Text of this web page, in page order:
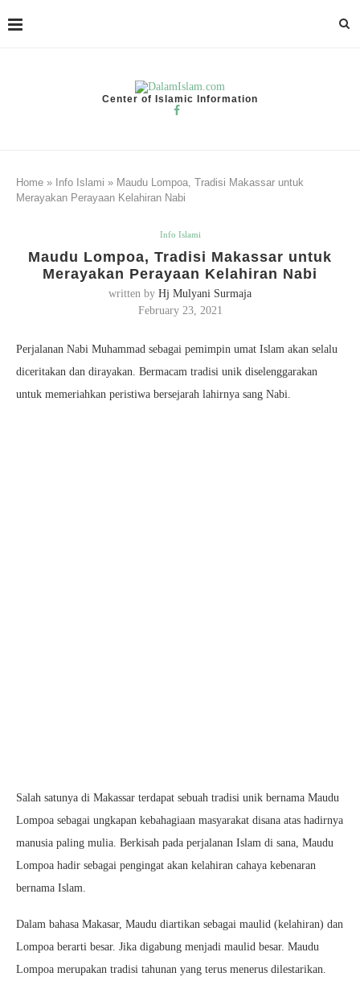
Center of Islamic Information
Home » Info Islami » Maudu Lompoa, Tradisi Makassar untuk
Merayakan Perayaan Kelahiran Nabi
Info Islami
Maudu Lompoa, Tradisi Makassar untuk
Merayakan Perayaan Kelahiran Nabi
written by Hj Mulyani Surmaja
February 23, 2021
Perjalanan Nabi Muhammad sebagai pemimpin umat Islam akan selalu
diceritakan dan dirayakan. Bermacam tradisi unik diselenggarakan
untuk memeriahkan peristiwa bersejarah lahirnya sang Nabi.
Salah satunya di Makassar terdapat sebuah tradisi unik bernama Maudu
Lompoa sebagai ungkapan kebahagiaan masyarakat disana atas hadirnya
manusia paling mulia. Berkisah pada perjalanan Islam di sana, Maudu
Lompoa hadir sebagai pengingat akan kelahiran cahaya kebenaran
bernama Islam.
Dalam bahasa Makasar, Maudu diartikan sebagai maulid (kelahiran) dan
Lompoa berarti besar. Jika digabung menjadi maulid besar. Maudu
Lompoa merupakan tradisi tahunan yang terus menerus dilestarikan.